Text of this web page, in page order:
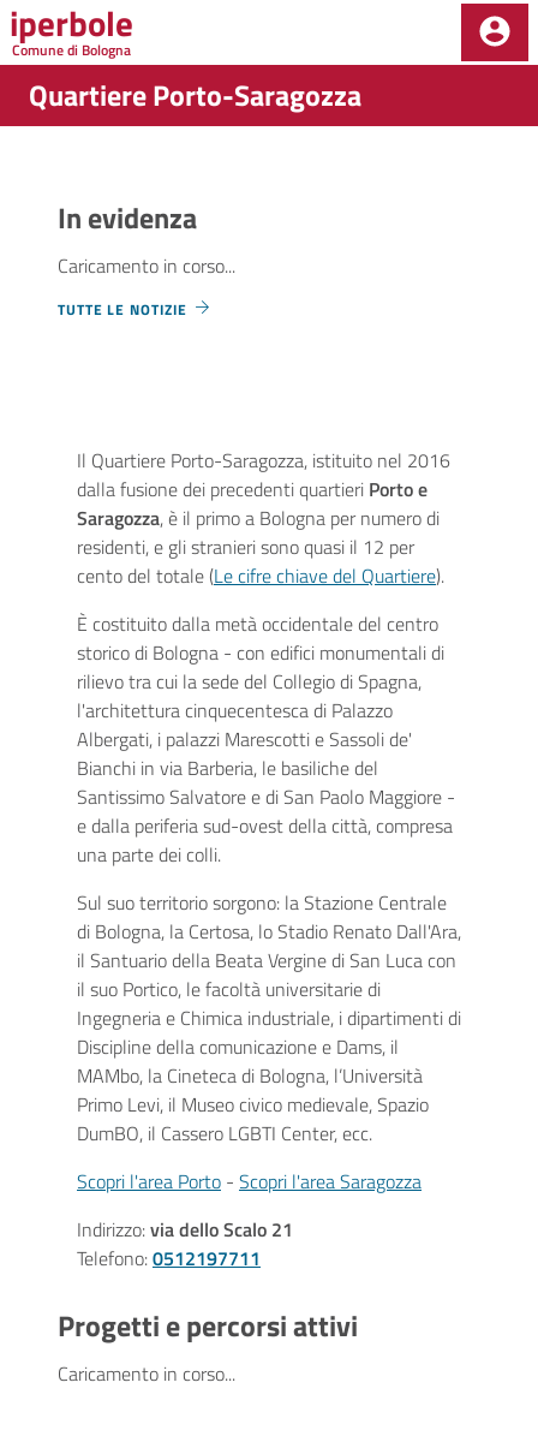
Salta al contenuto principale della pagina
iperbole
Comune di Bologna
Quartiere Porto-Saragozza
In evidenza
Caricamento in corso...
TUTTE LE NOTIZIE
Il Quartiere Porto-Saragozza, istituito nel 2016
dalla fusione dei precedenti quartieri Porto e
Saragozza, è il primo a Bologna per numero di
residenti, e gli stranieri sono quasi il 12 per
cento del totale (Le cifre chiave del Quartiere).
È costituito dalla metà occidentale del centro
storico di Bologna - con edifici monumentali di
rilievo tra cui la sede del Collegio di Spagna,
l'architettura cinquecentesca di Palazzo
Albergati, i palazzi Marescotti e Sassoli de'
Bianchi in via Barberia, le basiliche del
Santissimo Salvatore e di San Paolo Maggiore -
e dalla periferia sud-ovest della città, compresa
una parte dei colli.
Sul suo territorio sorgono: la Stazione Centrale
di Bologna, la Certosa, lo Stadio Renato Dall'Ara,
il Santuario della Beata Vergine di San Luca con
il suo Portico, le facoltà universitarie di
Ingegneria e Chimica industriale, i dipartimenti di
Discipline della comunicazione e Dams, il
MAMbo, la Cineteca di Bologna, l’Università
Primo Levi, il Museo civico medievale, Spazio
DumBO, il Cassero LGBTI Center, ecc.
Scopri l'area Porto - Scopri l'area Saragozza
Indirizzo:via dello Scalo 21
Telefono:0512197711
Progetti e percorsi attivi
Caricamento in corso...